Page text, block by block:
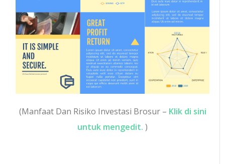
(Manfaat Dan Risiko Investasi Brosur – Klik di sini
untuk mengedit. )